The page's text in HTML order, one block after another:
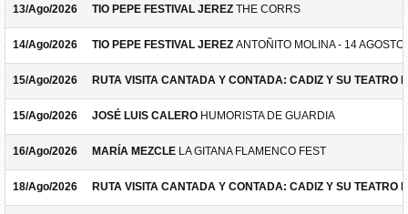
13/Ago/2026 TIO PEPE FESTIVAL JEREZ THE CORRS
14/Ago/2026 TIO PEPE FESTIVAL JEREZ ANTOÑITO MOLINA - 14 AGOSTO
15/Ago/2026 RUTA VISITA CANTADA Y CONTADA: CADIZ Y SU TEATRO
15/Ago/2026 JOSÉ LUIS CALERO HUMORISTA DE GUARDIA
16/Ago/2026 MARÍA MEZCLE LA GITANA FLAMENCO FEST
18/Ago/2026 RUTA VISITA CANTADA Y CONTADA: CADIZ Y SU TEATRO